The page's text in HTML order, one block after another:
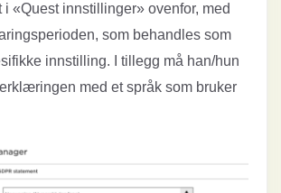
i «Quest innstillinger» ovenfor, med
som behandles som
innstilling. I tillegg må han/hun
med et språk som bruker